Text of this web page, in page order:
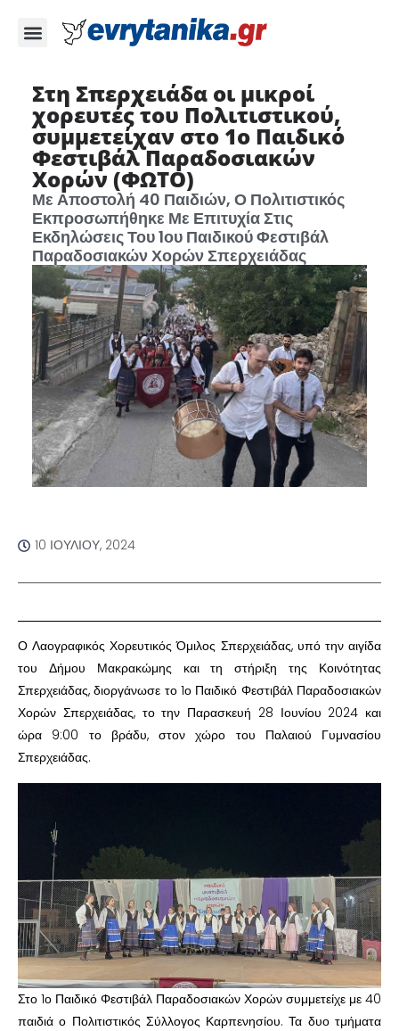
Στη Σπερχειάδα οι μικροί
χορευτές του Πολιτιστικού,
συμμετείχαν στο 1ο Παιδικό
Φεστιβάλ Παραδοσιακών
Χορών (ΦΩΤΟ)
Με Αποστολή 40 Παιδιών, Ο Πολιτιστικός
Εκπροσωπήθηκε Με Επιτυχία Στις
Εκδηλώσεις Του 1ου Παιδικού Φεστιβάλ
Παραδοσιακών Χορών Σπερχειάδας
10 ΙΟΥΛΊΟΥ, 2024
Ο Λαογραφικός Χορευτικός Όμιλος Σπερχειάδας, υπό την αιγίδα
του Δήμου Μακρακώμης και τη στήριξη της Κοινότητας
Σπερχειάδας, διοργάνωσε το 1ο Παιδικό Φεστιβάλ Παραδοσιακών
Χορών Σπερχειάδας, το την Παρασκευή 28 Ιουνίου 2024 και
ώρα 9:00 το βράδυ, στον χώρο του Παλαιού Γυμνασίου
Σπερχειάδας.
Στο 1ο Παιδικό Φεστιβάλ Παραδοσιακών Χορών συμμετείχε με 40
παιδιά ο Πολιτιστικός Σύλλογος Καρπενησίου. Τα δυο τμήματα